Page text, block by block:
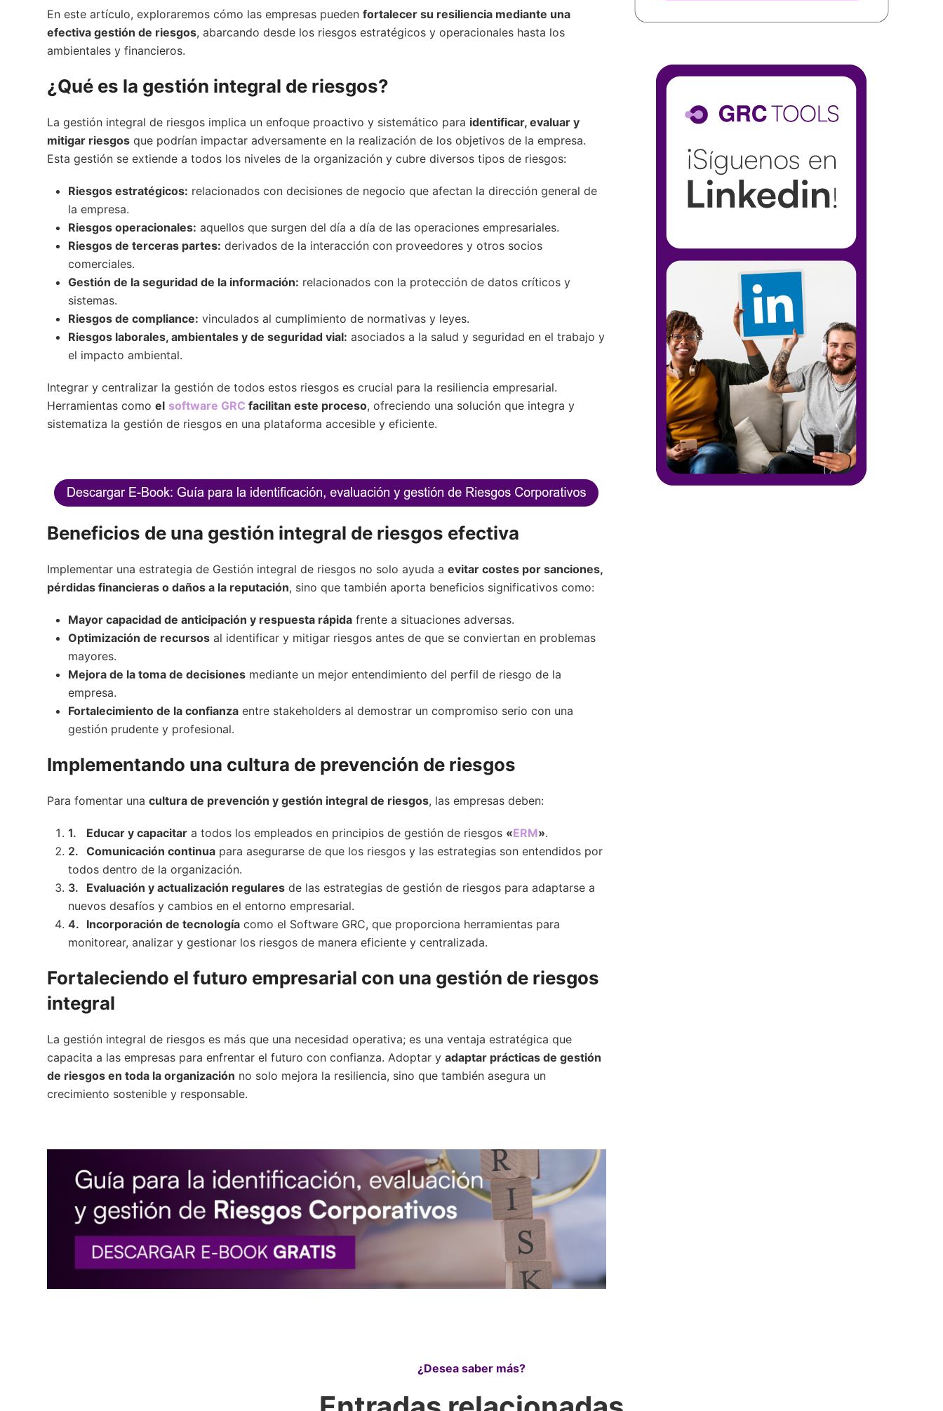
En este artículo, exploraremos cómo las empresas puedenfortalecer su resiliencia mediante una
efectiva gestión de riesgos, abarcando desde los riesgos estratégicos y operacionales hasta los
ambientales y financieros.
¿Qué es la gestión integral de riesgos?
La gestión integral de riesgos implica un enfoque proactivo y sistemático para identificar, evaluar y
mitigar riesgos que podrían impactar adversamente en la realización de los objetivos de la empresa.
Esta gestión se extiende a todos los niveles de la organización y cubre diversos tipos de riesgos:
Riesgos estratégicos: relacionados con decisiones de negocio que afectan la dirección general de
la empresa.
Riesgos operacionales: aquellos que surgen del día a día de las operaciones empresariales.
Riesgos de terceras partes: derivados de la interacción con proveedores y otros socios
comerciales.
Gestión de la seguridad de la información: relacionados con la protección de datos críticos y
sistemas.
Riesgos de compliance: vinculados al cumplimiento de normativas y leyes.
Riesgos laborales, ambientales y de seguridad vial: asociados a la salud y seguridad en el trabajo y
el impacto ambiental.
Integrar y centralizar la gestión de todos estos riesgos es crucial para la resiliencia empresarial.
Herramientas comoel software GRC facilitan este proceso, ofreciendo una solución que integra y
sistematiza la gestión de riesgos en una plataforma accesible y eficiente.
Beneficios de una gestión integral de riesgos efectiva
Implementar una estrategia de Gestión integral de riesgos no solo ayuda aevitar costes por sanciones,
pérdidas financieras o daños a la reputación, sino que también aporta beneficios significativos como:
Mayor capacidad de anticipación y respuesta rápida frente a situaciones adversas.
Optimización de recursos al identificar y mitigar riesgos antes de que se conviertan en problemas
mayores.
Mejora de la toma de decisiones mediante un mejor entendimiento del perfil de riesgo de la
empresa.
Fortalecimiento de la confianza entre stakeholders al demostrar un compromiso serio con una
gestión prudente y profesional.
Implementando una cultura de prevención de riesgos
Para fomentar unacultura de prevención y gestión integral de riesgos, las empresas deben:
Educar y capacitara todos los empleados en principios de gestión de riesgos «ERM».
Comunicación continuapara asegurarse de que los riesgos y las estrategias son entendidos por
todos dentro de la organización.
Evaluación y actualización regularesde las estrategias de gestión de riesgos para adaptarse a
nuevos desafíos y cambios en el entorno empresarial.
Incorporación de tecnologíacomo el Software GRC, que proporciona herramientas para
monitorear, analizar y gestionar los riesgos de manera eficiente y centralizada.
Fortaleciendo el futuro empresarial con una gestión de riesgos
integral
La gestión integral de riesgos es más que una necesidad operativa; es una ventaja estratégica que
capacita a las empresas para enfrentar el futuro con confianza. Adoptar yadaptar prácticas de gestión
de riesgos en toda la organización no solo mejora la resiliencia, sino que también asegura un
crecimiento sostenible y responsable.
¿Desea saber más?